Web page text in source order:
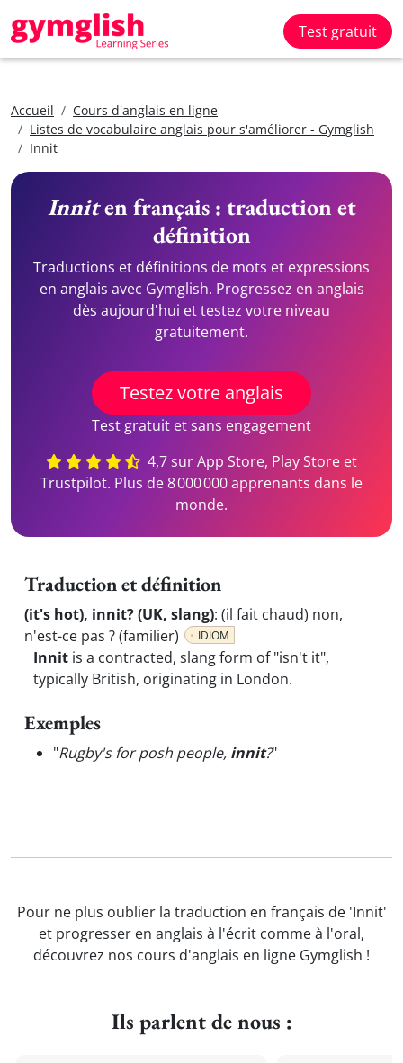
Test gratuit
Accueil
Cours d'anglais en ligne
Listes de vocabulaire anglais pour s'améliorer - Gymglish
Innit
Inniten français : traduction et
définition
Traductions et définitions de mots et expressions
en anglais avec Gymglish. Progressez en anglais
dès aujourd'hui et testez votre niveau
gratuitement.
Testez votre anglais
Test gratuit et sans engagement
4,7 sur App Store, Play Store et
Trustpilot. Plus de 8 000 000 apprenants dans le
monde.
Traduction et définition
(it's hot), innit? (UK, slang): (il fait chaud) non,
n'est-ce pas ? (familier)
IDIOM
Innit is a contracted, slang form of "isn't it",
typically British, originating in London.
Exemples
"Rugby's for posh people, innit?"
Pour ne plus oublier la traduction en français de 'Innit'
et progresser en anglais à l'écrit comme à l'oral,
découvrez nos cours d'anglais en ligne Gymglish !
Ils parlent de nous :